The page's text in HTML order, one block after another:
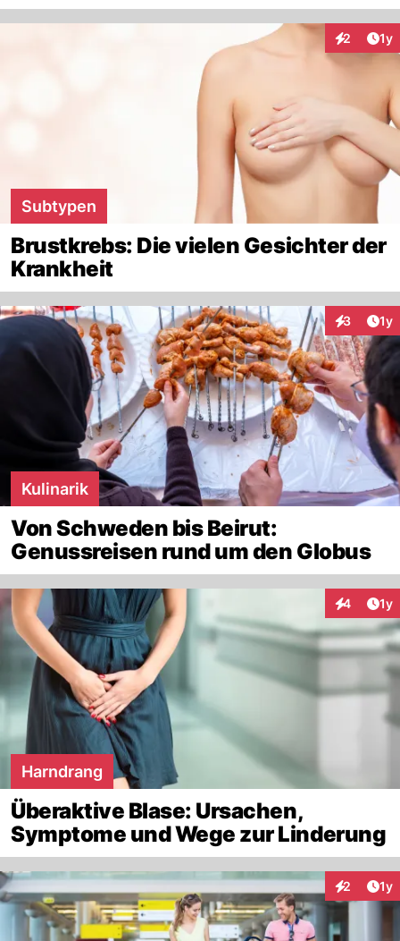
2 1y
Subtypen
Brustkrebs: Die vielen Gesichter der
Krankheit
3 1y
Kulinarik
Von Schweden bis Beirut:
Genussreisen rund um den Globus
4 1y
Harndrang
Überaktive Blase: Ursachen,
Symptome und Wege zur Linderung
2 1y